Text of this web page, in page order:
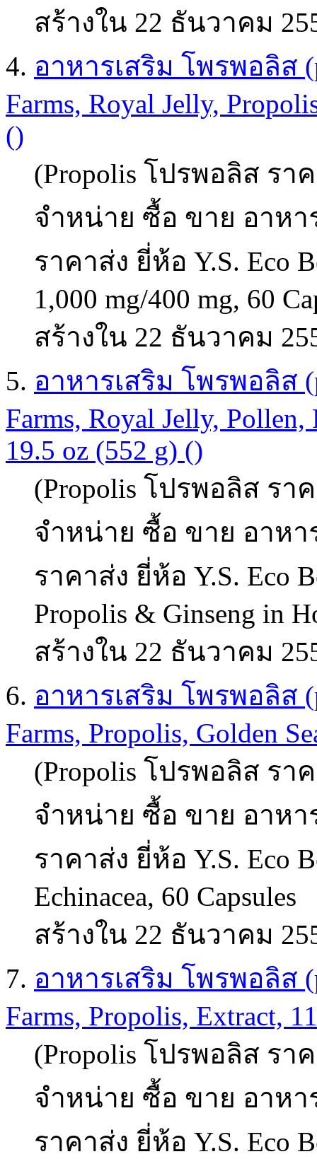
สร้างใน 22 ธันวาคม
4. อาหารเสริม โพรพอลิส
Farms, Royal Jelly,
()
(Propolis โปรพอลิส รา
จำหน่าย ซื้อ ขาย อาหา
ราคาส่ง ยี่ห้อ Y.S. Eco
1,000 mg/400 mg, 60
สร้างใน 22 ธันวาคม
5. อาหารเสริม โพรพอลิส
Farms, Royal Jelly,
19.5 oz (552 g) ()
(Propolis โปรพอลิส รา
จำหน่าย ซื้อ ขาย อาหา
ราคาส่ง ยี่ห้อ Y.S. Eco
Propolis & Ginseng in
สร้างใน 22 ธันวาคม
6. อาหารเสริม โพรพอลิส
Farms, Propolis, Golden
(Propolis โปรพอลิส รา
จำหน่าย ซื้อ ขาย อาหา
ราคาส่ง ยี่ห้อ Y.S. Eco
Echinacea, 60 Capsules
สร้างใน 22 ธันวาคม
7. อาหารเสริม โพรพอลิส
Farms, Propolis, Extract,
(Propolis โปรพอลิส รา
จำหน่าย ซื้อ ขาย อาหา
ราคาส่ง ยี่ห้อ Y.S. Eco